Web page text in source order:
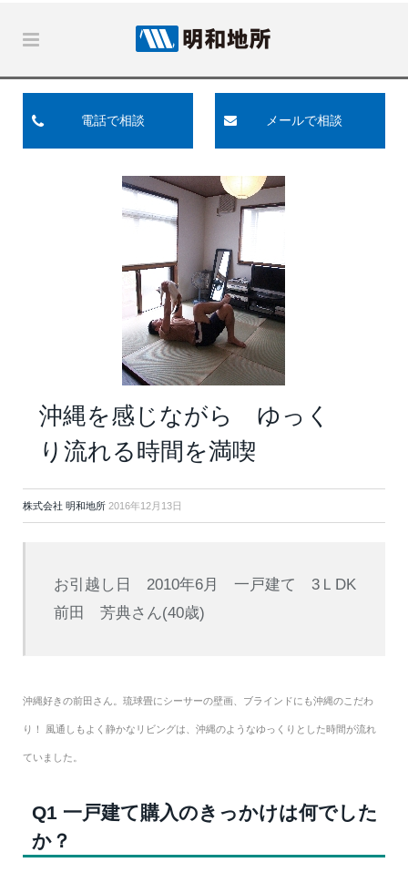
電話で相談 メールで相談
沖縄を感じながら ゆっく
り流れる時間を満喫
株式会社 明和地所 2016年12月13日
お引越し日 2010年6月 一戸建て 3ＬDK
前田 芳典さん(40歳)
沖縄好きの前田さん。琉球畳にシーサーの壁画、ブラインドにも沖縄のこだわ
り！ 風通しもよく静かなリビングは、沖縄のようなゆっくりとした時間が流れ
ていました。
Q1 一戸建て購入のきっかけは何でした
か？